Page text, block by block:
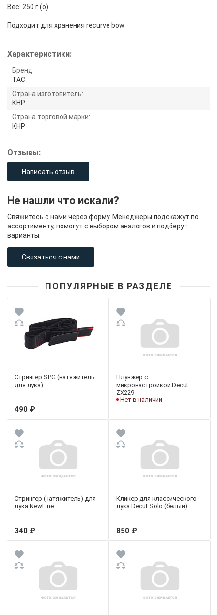
Вес: 250 г (о)
Подходит для хранения recurve bow
Характеристики:
Бренд
TAC
Страна изготовитель:
КНР
Страна торговой марки:
КНР
Отзывы:
Написать отзыв
Не нашли что искали?
Свяжитесь с нами через форму. Менеджеры подскажут по
ассортименту, помогут с выбором аналогов и подберут
варианты.
Связаться с нами
ПОПУЛЯРНЫЕ В РАЗДЕЛЕ
Стрингер SPG (натяжитель
для лука)
490 ₽
Плунжер с
микронастройкой Decut
ZX229
Нет в наличии
Стрингер (натяжитель) для
лука NewLine
340 ₽
Кликер для классического
лука Decut Solo (белый)
850 ₽